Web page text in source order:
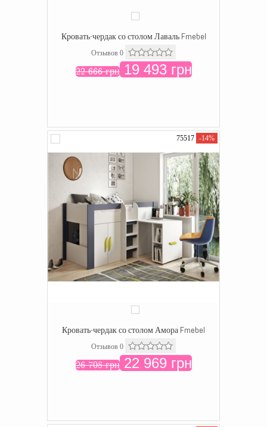
Кровать-чердак со столом Лаваль Fmebel
Отзывов 0
22 666 грн19 493 грн
75517 -14%
Кровать-чердак со столом Амора Fmebel
Отзывов 0
26 708 грн22 969 грн